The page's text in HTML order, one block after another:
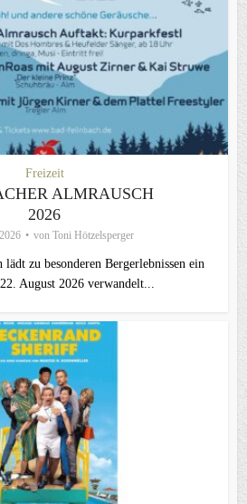
Freizeit
ALMRAUSCH
2026
von Toni Hötzelsperger
zu besonderen Bergerlebnissen ein
August 2026 verwandelt...